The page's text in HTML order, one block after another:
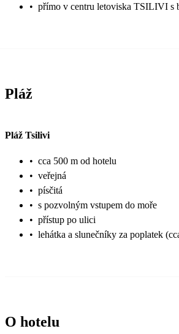
• přímo v centru letoviska TSILIVI s
Pláž
Pláž Tsilivi
• cca 500 m od hotelu
• veřejná
• písčitá
• s pozvolným vstupem do moře
• přístup po ulici
• lehátka a slunečníky za poplatek
O hotelu